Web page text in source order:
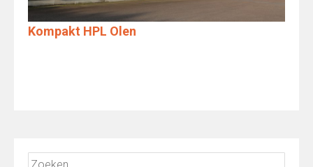
Kompakt HPL Olen
Zoeken